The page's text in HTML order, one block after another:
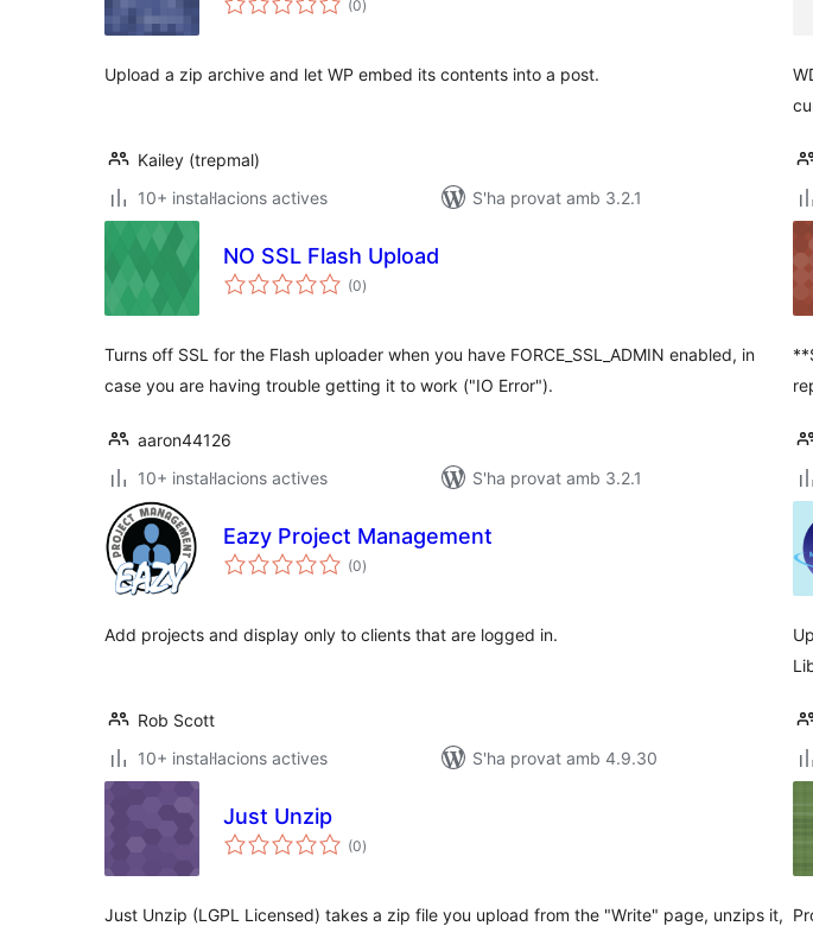
(0totals
)
Upload a zip archive and let WP embed its contents into a post.
Kailey (trepmal)
10+ instal·lacions actives
S'ha provat amb 3.2.1
NO SSL Flash Upload
(0puntuacions
totals
)
Turns off SSL for the Flash uploader when you have FORCE_SSL_ADMIN enabled, in
case you are having trouble getting it to work ("IO Error").
aaron44126
10+ instal·lacions actives
S'ha provat amb 3.2.1
Eazy Project Management
(0puntuacions
totals
)
Add projects and display only to clients that are logged in.
Rob Scott
10+ instal·lacions actives
S'ha provat amb 4.9.30
Just Unzip
(0puntuacions
totals
)
Just Unzip (LGPL Licensed) takes a zip file you upload from the "Write" page, unzips it,